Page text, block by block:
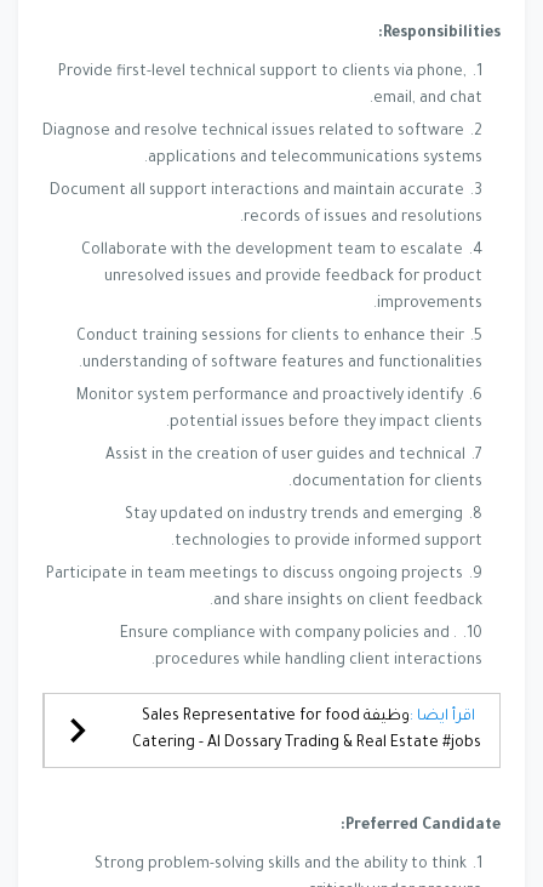
Responsibilities:
Provide first-level technical support to clients via phone,
email, and chat.
Diagnose and resolve technical issues related to software
applications and telecommunications systems.
Document all support interactions and maintain accurate
records of issues and resolutions.
Collaborate with the development team to escalate
unresolved issues and provide feedback for product
improvements.
Conduct training sessions for clients to enhance their
understanding of software features and functionalities.
Monitor system performance and proactively identify
potential issues before they impact clients.
Assist in the creation of user guides and technical
documentation for clients.
Stay updated on industry trends and emerging
technologies to provide informed support.
Participate in team meetings to discuss ongoing projects
and share insights on client feedback.
. Ensure compliance with company policies and
procedures while handling client interactions.
اقرأ ايضا :
وظيفة Sales Representative for food
Catering - Al Dossary Trading & Real Estate #jobs
Preferred Candidate:
Strong problem-solving skills and the ability to think